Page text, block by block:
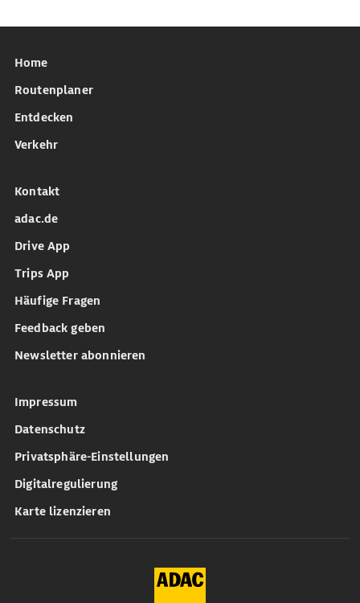
Home
Routenplaner
Entdecken
Verkehr
Kontakt
adac.de
Drive App
Trips App
Häufige Fragen
Feedback geben
Newsletter abonnieren
Impressum
Datenschutz
Privatsphäre-Einstellungen
Digitalregulierung
Karte lizenzieren